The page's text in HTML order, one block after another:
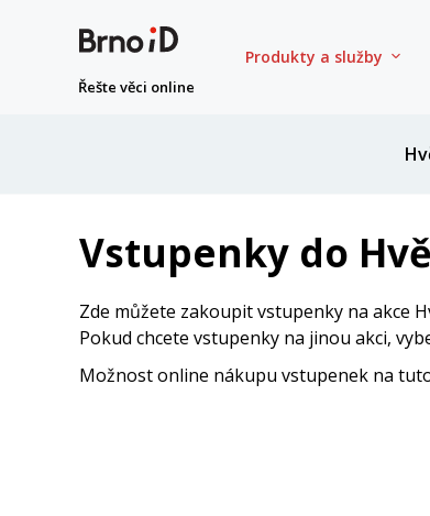
Řešte věci online
Produkty a služby
Vstupenky do
Zde můžete zakoupit vstupenky na akce
Pokud chcete vstupenky na jinou akci,
Možnost online nákupu vstupenek na